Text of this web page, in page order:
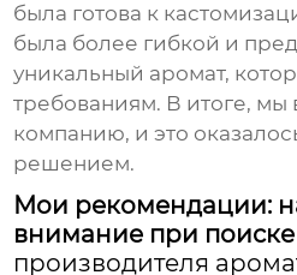
была готова к
была более гибкой и
уникальный аромат,
требованиям. В итоге,
компанию, и это
решением.
Мои рекомендации:
внимание при поиске
производителя